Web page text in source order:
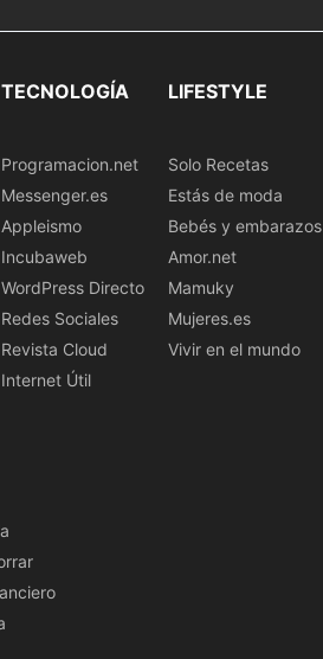
TECNOLOGÍA
Programacion.net
Messenger.es
Appleismo
Incubaweb
WordPress Directo
Redes Sociales
Revista Cloud
Internet Útil
LIFESTYLE
Solo Recetas
Estás de moda
Bebés y embarazos
Amor.net
Mamuky
Mujeres.es
Vivir en el mundo